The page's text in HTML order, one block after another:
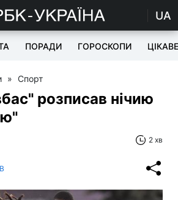
UA
ПОРАДИ ГОРОСКОПИ ЦІКАВЕ
» Спорт
розписав нічию
2 хв